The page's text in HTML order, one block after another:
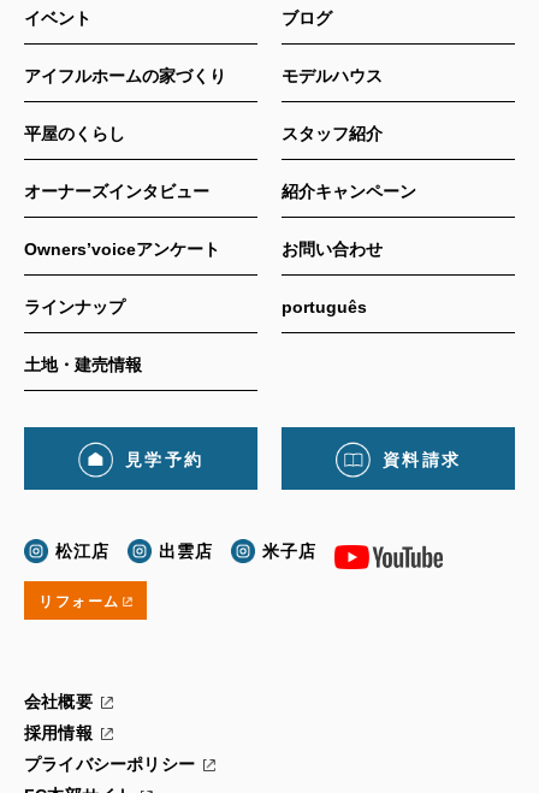
イベント
アイフルホームの家づくり
平屋のくらし
オーナーズインタビュー
Owners’voiceアンケート
ラインナップ
土地・建売情報
ブログ
モデルハウス
スタッフ紹介
紹介キャンペーン
お問い合わせ
português
見学予約 資料請求
松江店 出雲店 米子店
リフォーム
会社概要
採用情報
プライバシーポリシー